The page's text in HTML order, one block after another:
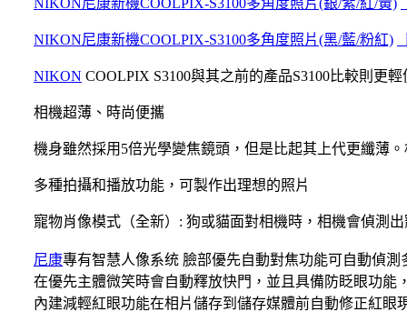
NIKON尼康新機COOLPIX-S3100多角度照片(銀/紫/紅/黃)
NIKON尼康新機COOLPIX-S3100多角度照片(黑/藍/粉紅)
NIKON COOLPIX S3100與其之前的產品S3100比較則更
相機超薄、時尚便攜
機身雖然採用5倍光學變焦鏡頭，但是比起其上代更纖薄
多種拍攝和播放功能，可製作出理想的照片
寵物肖像模式（全新）: 狗或貓面對相機時，相機會偵測
尼康專有智慧人像系统 臉部優先自動對焦功能可自動偵
在優先主體微笑時會自動釋放快門，並且具備防眨眼功
內建減輕紅眼功能在相片儲存到儲存媒體前自動修正紅眼